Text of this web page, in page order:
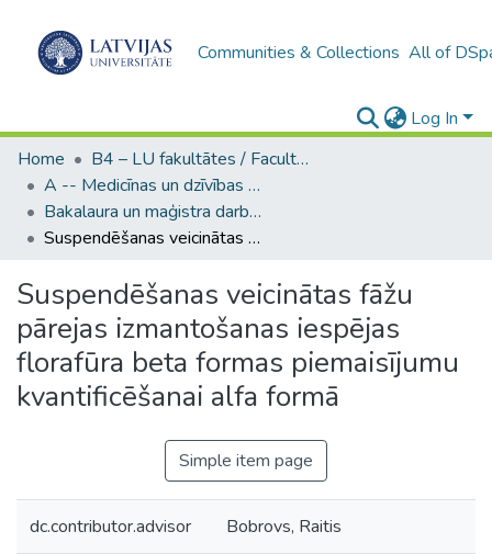
Communities & Collections All of
Log In
Home
B4 – LU fakultātes / Faculties of the UL
A -- Medicīnas un dzīvības zinātņu fakultāte / Faculty of Medicine and Life Sciences
Bakalaura un maģistra darbi (MDZF) / Bachelor's and Master's theses
Suspendēšanas veicinātas fāžu pārejas izmantošanas iespējas florafūra beta formas piemaisījumu kvantificēšanai alfa formā
Suspendēšanas veicinātas fāžu
pārejas izmantošanas iespējas
florafūra beta formas piemaisījumu
kvantificēšanai alfa formā
Simple item page
dc.contributor.advisor Bobrovs, Raitis